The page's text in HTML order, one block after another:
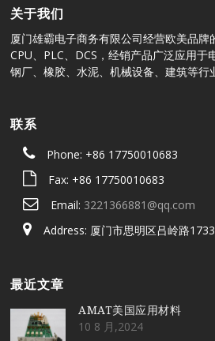
关于我们
厦门雄霸电子商务有限公司经营欧美品牌
CPU、PLC、DCS，经销产品广泛应用于
钢厂、橡胶、水泥、机械设备、建筑等行
联系
Phone: +86 17750010683
Fax: +86 17750010683
Email: 3221366881@qq.com
Address: 厦门市思明区吕岭路
最近文章
AMAT美国应用材料
10 8 月,2024